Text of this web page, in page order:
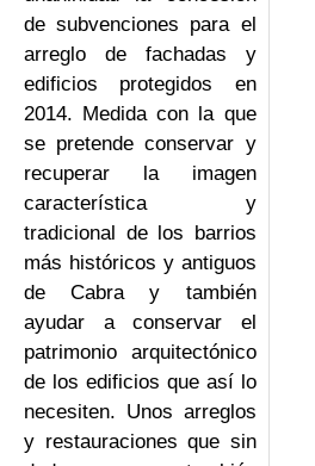
de subvenciones para el
arreglo de fachadas y
edificios protegidos en
2014. Medida con la que
se pretende conservar y
recuperar la imagen
característica y
tradicional de los barrios
más históricos y antiguos
de Cabra y también
ayudar a conservar el
patrimonio arquitectónico
de los edificios que así lo
necesiten. Unos arreglos
y restauraciones que sin